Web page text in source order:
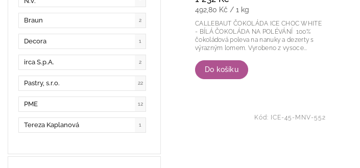
Braun 2
Decora 1
irca S.p.A. 2
Pastry, s.r.o. 22
PME 12
Tereza Kaplanová 1
492,80 Kč / 1 kg
Do košíku
CALLEBAUT ČOKOLÁDA ICE CHOC WHITE
- BÍLÁ ČOKOLÁDA NA POLÉVÁNÍ 100%
čokoládová poleva na nanuky a dezerty s
výrazným lomem. Vyrobeno z vysoce...
Kód: ICE-45-MNV-552